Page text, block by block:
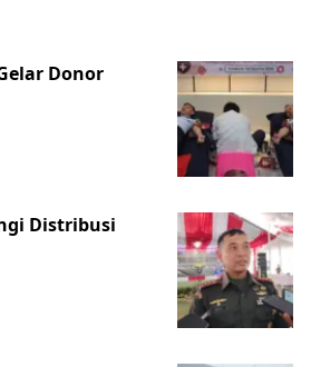
Donor
Distribusi